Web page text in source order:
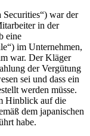
Securities“) war der
in der
eine
im Unternehmen,
war. Der Kläger
der Vergütung
sei und dass ein
werden müsse.
Hinblick auf die
dem japanischen
habe.